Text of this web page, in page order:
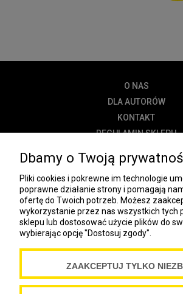
O NAS
DLA AUTORÓW
KONTAKT
REGULAMIN SKLEPU
DOSTAWA
PŁATNOŚĆ
NEWSLETTER
COOKIES
Spółdzielnia Wydawnicza
ul. Wiejska 12A
Dbamy o Twoją
Pliki cookies i pokrewne im technologie
poprawne działanie strony i pomagają
ofertę do Twoich potrzeb. Możesz
wykorzystanie przez nas wszystkich tych
sklepu lub dostosować użycie plików do
wybierając opcję "Dostosuj zgody".
ZAAKCEPTUJ TYLKO